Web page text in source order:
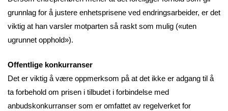
grunnlag for å justere enhetsprisene ved endringsarbeider, er det
viktig at han varsler motparten så raskt som mulig («uten
ugrunnet opphold»).
Offentlige konkurranser
Det er viktig å være oppmerksom på at det ikke er adgang til å
ta forbehold om prisen i tilbudet i forbindelse med
anbudskonkurranser som er omfattet av regelverket for